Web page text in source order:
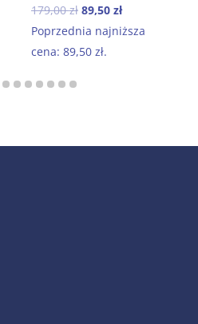
179,00zł Pierwotna
cena
wynosiła:
89,50 złAktualna
cena
Poprzednia najniższa
cena: 89,50 zł.